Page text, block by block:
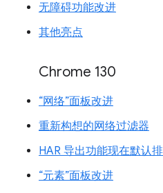
无障碍功能改进
其他亮点
Chrome 130
“网络”面板改进
重新构想的网络过滤器
HAR 导出功能现在默认
“元素”面板改进